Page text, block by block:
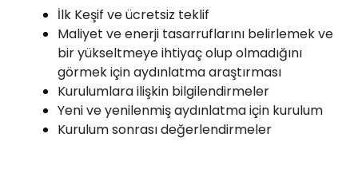
İlk Keşif ve ücretsiz teklif
Maliyet ve enerji tasarruflarını belirlemek ve
bir yükseltmeye ihtiyaç olup olmadığını
görmek için aydınlatma araştırması
Kurulumlara ilişkin bilgilendirmeler
Yeni ve yenilenmiş aydınlatma için kurulum
Kurulum sonrası değerlendirmeler